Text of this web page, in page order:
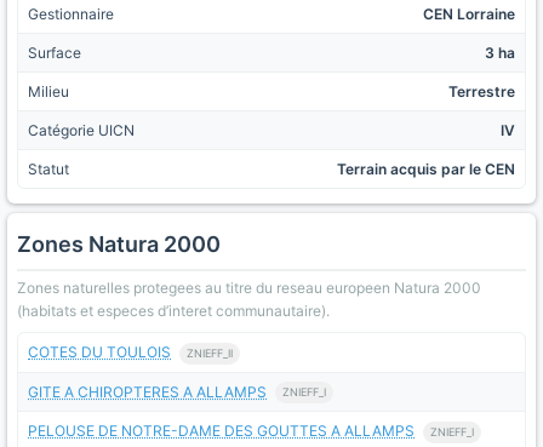
Gestionnaire CEN Lorraine
Surface 3 ha
Milieu Terrestre
Catégorie UICN IV
Statut Terrain acquis par le CEN
Zones Natura 2000
Zones naturelles protegees au titre du reseau europeen Natura 2000
(habitats et especes d’interet communautaire).
COTES DU TOULOIS ZNIEFF_II
GITE A CHIROPTERES A ALLAMPS ZNIEFF_I
PELOUSE DE NOTRE-DAME DES GOUTTES A ALLAMPS ZNIEFF_I